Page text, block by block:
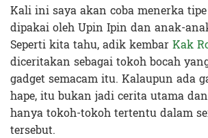
Kali ini saya akan coba menerka
dipakai oleh Upin Ipin dan anak-
Seperti kita tahu, adik kembarKak
diceritakan sebagai tokoh bocah
gadget semacam itu. Kalaupun ada
hape, itu bukan jadi cerita utama
hanya tokoh-tokoh tertentu dalam
tersebut.